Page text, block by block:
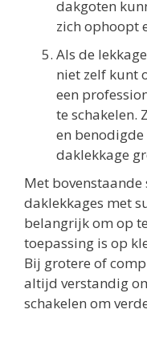
dakgoten
zich ophoopt
Als de
niet zelf kunt
een
te schakelen.
en
daklekkage
Met
daklekkages met
belangrijk om op
toepassing is op
Bij grotere of
altijd verstandig
schakelen om